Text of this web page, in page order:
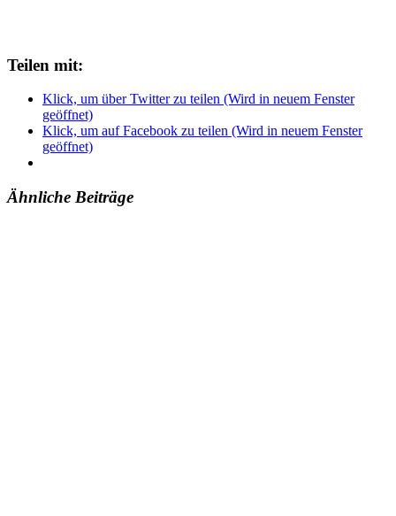
Teilen mit:
Klick, um über Twitter zu teilen (Wird in neuem Fenster
geöffnet)
Klick, um auf Facebook zu teilen (Wird in neuem Fenster
geöffnet)
Ähnliche Beiträge